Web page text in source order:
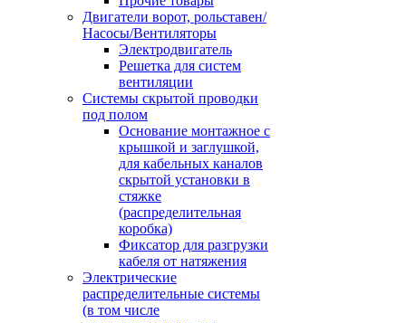
Двигатели ворот, рольставен/
Насосы/Вентиляторы
Электродвигатель
Решетка для систем
вентиляции
Системы скрытой проводки
под полом
Основание монтажное с
крышкой и заглушкой,
для кабельных каналов
скрытой установки в
стяжке
(распределительная
коробка)
Фиксатор для разгрузки
кабеля от натяжения
Электрические
распределительные системы
(в том числе